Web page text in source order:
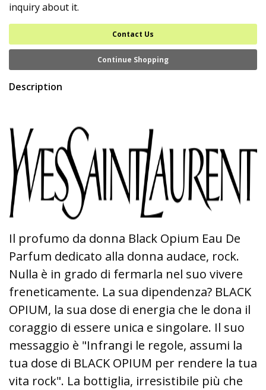
inquiry about it.
Contact Us
Continue Shopping
Description
Il profumo da donna Black Opium Eau De
Parfum dedicato alla donna audace, rock.
Nulla è in grado di fermarla nel suo vivere
freneticamente. La sua dipendenza? BLACK
OPIUM, la sua dose di energia che le dona il
coraggio di essere unica e singolare. Il suo
messaggio è "Infrangi le regole, assumi la
tua dose di BLACK OPIUM per rendere la tua
vita rock". La bottiglia, irresistibile più che